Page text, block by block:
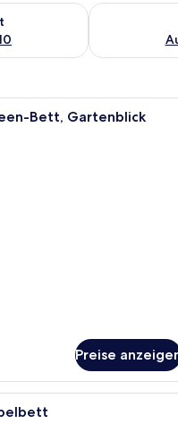
für heute Nacht, Aug. 9
Überprüfe
Ein Hotelzimmer mit einem
Bett, Gartenblick
Preise
Ein Hotelzimmer mit einem